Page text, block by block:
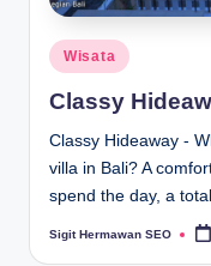
Posted
in
Wisata
Classy
Classy Hideaway -
villa in Bali? A
spend the day, a
Posted
Sigit Hermawan SEO